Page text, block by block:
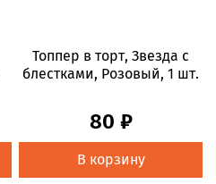
Топпер в торт, Звезда с
блестками, Розовый, 1 шт.
80 ₽
В корзину